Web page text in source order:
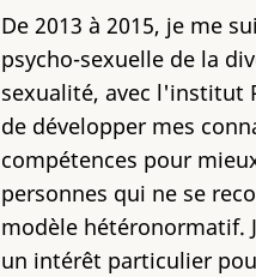
De 2013 à 2015, je me
psycho-sexuelle de la
sexualité, avec l'institut
de développer mes
compétences pour
personnes qui ne se
modèle hétéronormatif.
un intérêt particulier